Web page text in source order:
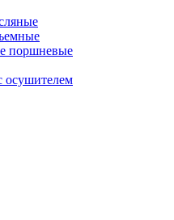
поршневые
осушителем